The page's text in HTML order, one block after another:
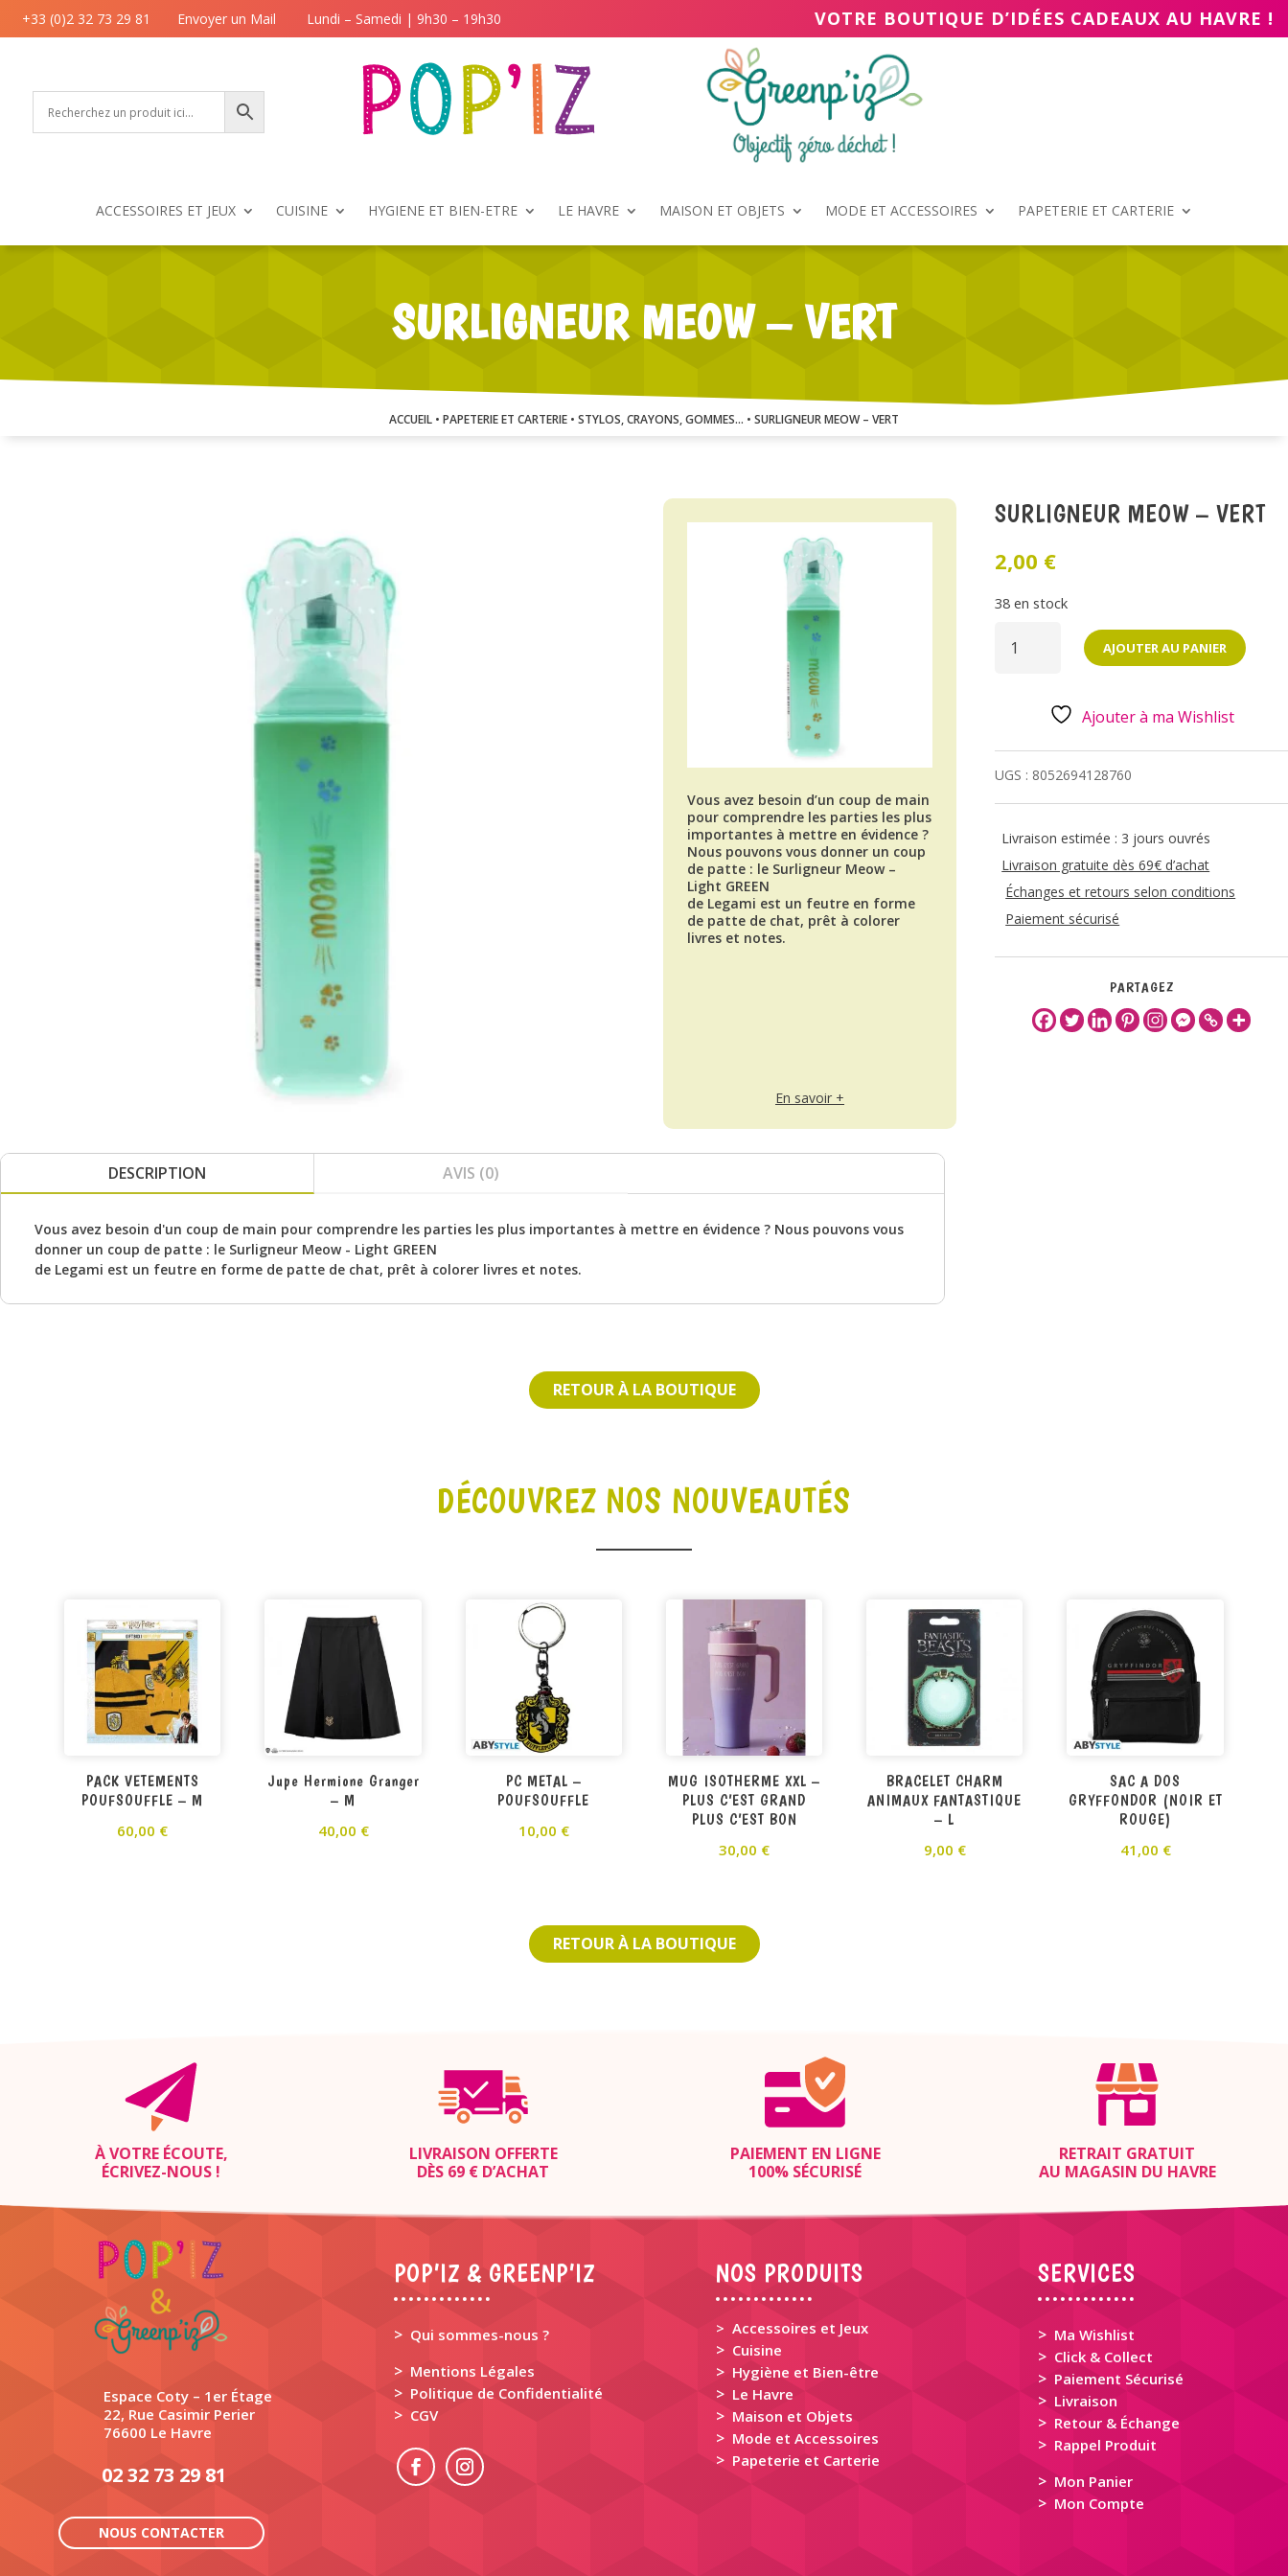
+33 (0)2 32 73 29 81 Envoyer un Mail Lundi – Samedi | 9h30 – 19h30 VOTRE BOUTIQUE D’IDÉES CADEAUX AU HAVRE !
ACCESSOIRES ET JEUX CUISINE HYGIENE ET BIEN-ETRE LE HAVRE MAISON ET OBJETS MODE ET ACCESSOIRES PAPETERIE ET CARTERIE
SURLIGNEUR MEOW – VERT
ACCUEIL • PAPETERIE ET CARTERIE • STYLOS, CRAYONS, GOMMES... • SURLIGNEUR MEOW – VERT
Vous avez besoin d’un coup de main
pour comprendre les parties les plus
importantes à mettre en évidence ?
Nous pouvons vous donner un coup
de patte : le Surligneur Meow –
Light GREEN
de Legami est un feutre en forme
de patte de chat, prêt à colorer
livres et notes.
En savoir +
SURLIGNEUR MEOW – VERT
2,00 €
38 en stock
DE
SURLIGNEUR AJOUTER AU PANIER
Ajouter à ma Wishlist
UGS : 8052694128760
Livraison estimée : 3 jours ouvrés
Livraison gratuite dès 69€ d’achat
Échanges et retours selon conditions
Paiement sécurisé
PARTAGEZ
DESCRIPTION AVIS (0)
Vous avez besoin d'un coup de main pour comprendre les parties les plus importantes à mettre en évidence ? Nous pouvons vous
donner un coup de patte : le Surligneur Meow - Light GREEN
de Legami est un feutre en forme de patte de chat, prêt à colorer livres et notes.
RETOUR À LA BOUTIQUE
DÉCOUVREZ NOS NOUVEAUTÉS
PACK VETEMENTS
POUFSOUFFLE – M
60,00 €
Jupe Hermione Granger
– M
40,00 €
PC METAL –
POUFSOUFFLE
10,00 €
MUG ISOTHERME XXL –
PLUS C’EST GRAND
PLUS C’EST BON
30,00 €
BRACELET CHARM
ANIMAUX FANTASTIQUE
– L
9,00 €
SAC A DOS
GRYFFONDOR (NOIR ET
ROUGE)
41,00 €
RETOUR À LA BOUTIQUE
À VOTRE ÉCOUTE,
ÉCRIVEZ-NOUS !
LIVRAISON OFFERTE
DÈS 69 € D’ACHAT
PAIEMENT EN LIGNE
100% SÉCURISÉ
RETRAIT GRATUIT
AU MAGASIN DU HAVRE
Espace Coty – 1er Étage
22, Rue Casimir Perier
76600 Le Havre
02 32 73 29 81
NOUS CONTACTER
POP’IZ & GREENP’IZ
> Qui sommes-nous ?
> Mentions Légales
> Politique de Confidentialité
> CGV
NOS PRODUITS
> Accessoires et Jeux
> Cuisine
> Hygiène et Bien-être
> Le Havre
> Maison et Objets
> Mode et Accessoires
> Papeterie et Carterie
SERVICES
> Ma Wishlist
> Click & Collect
> Paiement Sécurisé
> Livraison
> Retour & Échange
> Rappel Produit
> Mon Panier
> Mon Compte